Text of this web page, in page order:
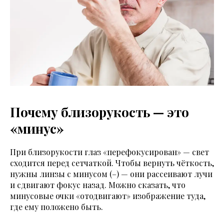
Почему близорукость — это
«минус»
При близорукости глаз «перефокусирован» — свет
сходится перед сетчаткой. Чтобы вернуть чёткость,
нужны линзы с минусом (–) — они рассеивают лучи
и сдвигают фокус назад. Можно сказать, что
минусовые очки «отодвигают» изображение туда,
где ему положено быть.